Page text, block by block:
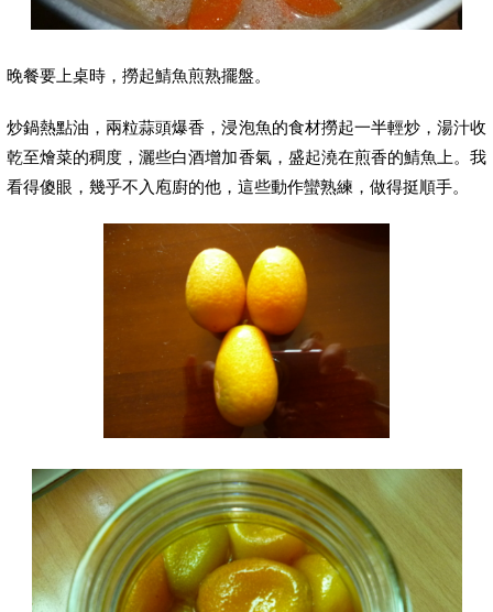
晚餐要上桌時，撈起鯖魚煎熟擺盤。
炒鍋熱點油，兩粒蒜頭爆香，浸泡魚的食材撈起一半輕炒，湯汁收
乾至燴菜的稠度，灑些白酒增加香氣，盛起澆在煎香的鯖魚上。我
看得傻眼，幾乎不入庖廚的他，這些動作蠻熟練，做得挺順手。